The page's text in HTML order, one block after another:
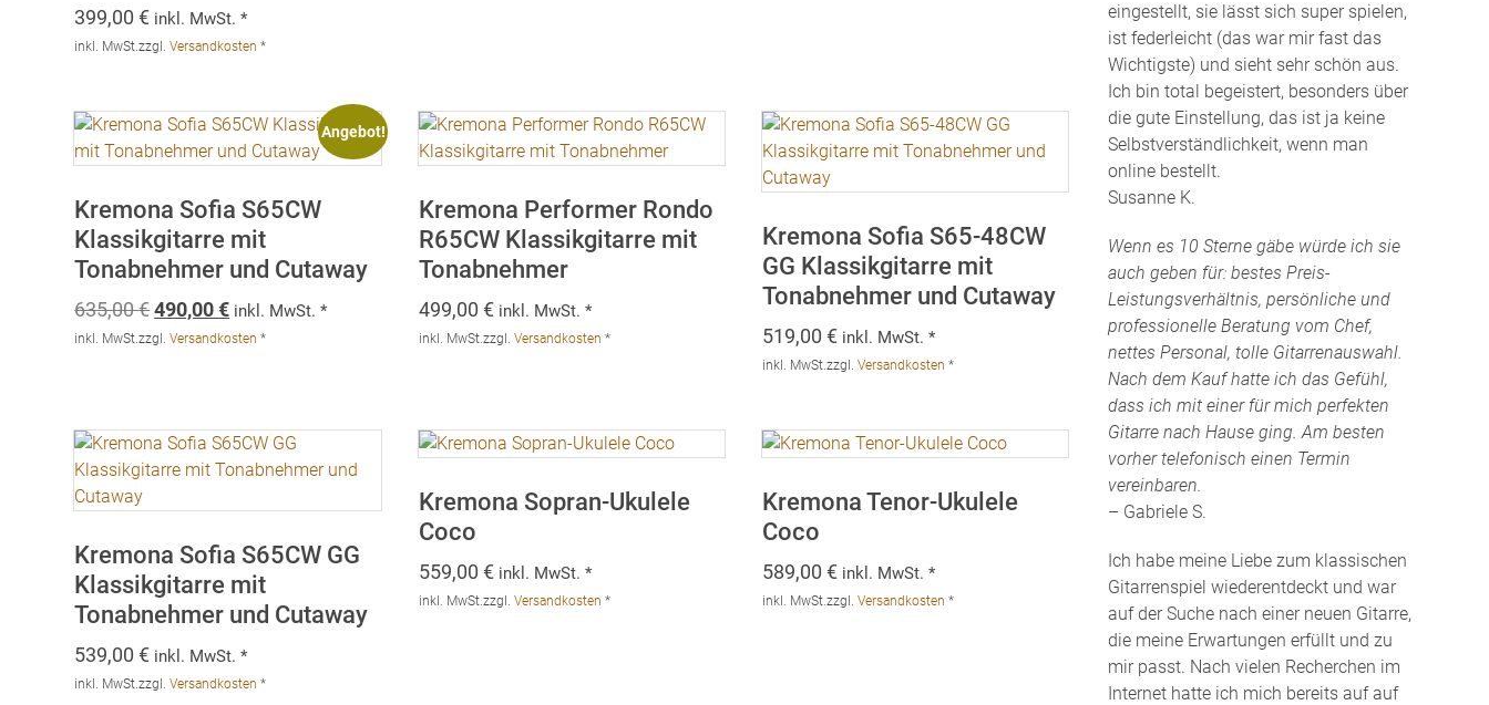
399,00€ inkl. MwSt. *
inkl. MwSt.zzgl.Versandkosten *
Angebot!
Kremona Sofia S65CW
Klassikgitarre mit
Tonabnehmer und Cutaway
635,00€Ursprünglicher
Preis
490,00€Aktueller
Preis
inkl. MwSt. *
inkl. MwSt.zzgl.Versandkosten *
Kremona Performer Rondo
R65CW Klassikgitarre mit
Tonabnehmer
499,00 € inkl. MwSt. *
inkl. MwSt.zzgl. Versandkosten *
Kremona Sofia S65-48CW
GG Klassikgitarre mit
Tonabnehmer und Cutaway
519,00€ inkl. MwSt. *
inkl. MwSt.zzgl.Versandkosten *
Kremona Sofia S65CW GG
Klassikgitarre mit
Tonabnehmer und Cutaway
539,00€ inkl. MwSt. *
inkl. MwSt.zzgl.Versandkosten *
Kremona Sopran-Ukulele
Coco
559,00 € inkl. MwSt. *
inkl. MwSt.zzgl. Versandkosten *
Kremona Tenor-Ukulele
Coco
589,00€ inkl. MwSt. *
inkl. MwSt.zzgl.Versandkosten *
eingestellt, sie lässt sich super spielen,
ist federleicht (das war mir fast das
Wichtigste) und sieht sehr schön aus.
Ich bin total begeistert, besonders über
die gute Einstellung, das ist ja keine
Selbstverständlichkeit, wenn man
online bestellt.
Susanne K.
Wenn es 10 Sterne gäbe würde ich sie
auch geben für: bestes Preis-
Leistungsverhältnis, persönliche und
professionelle Beratung vom Chef,
nettes Personal, tolle Gitarrenauswahl.
Nach dem Kauf hatte ich das Gefühl,
dass ich mit einer für mich perfekten
Gitarre nach Hause ging. Am besten
vorher telefonisch einen Termin
vereinbaren.
– Gabriele S.
Ich habe meine Liebe zum klassischen
Gitarrenspiel wiederentdeckt und war
auf der Suche nach einer neuen Gitarre,
die meine Erwartungen erfüllt und zu
mir passt. Nach vielen Recherchen im
Internet hatte ich mich bereits auf auf